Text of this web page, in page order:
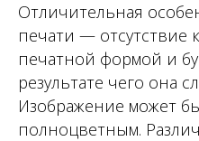
Отличительная
печати — отсутствие
печатной формой и
результате чего она
Изображение может
полноцветным.